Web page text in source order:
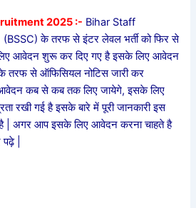
2025 :- Bihar Staff
के तरफ से इंटर लेवल भर्ती को फिर से
आवेदन शुरू कर दिए गए है इसके लिए आवेदन
से ऑफिसियल नोटिस जारी कर
कब से कब तक लिए जायेगे, इसके लिए
रखी गई है इसके बारे में पूरी जानकारी इस
है | अगर आप इसके लिए आवेदन करना चाहते है
|